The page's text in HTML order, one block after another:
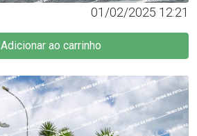
01/02/2025 12:21
Adicionar ao carrinho